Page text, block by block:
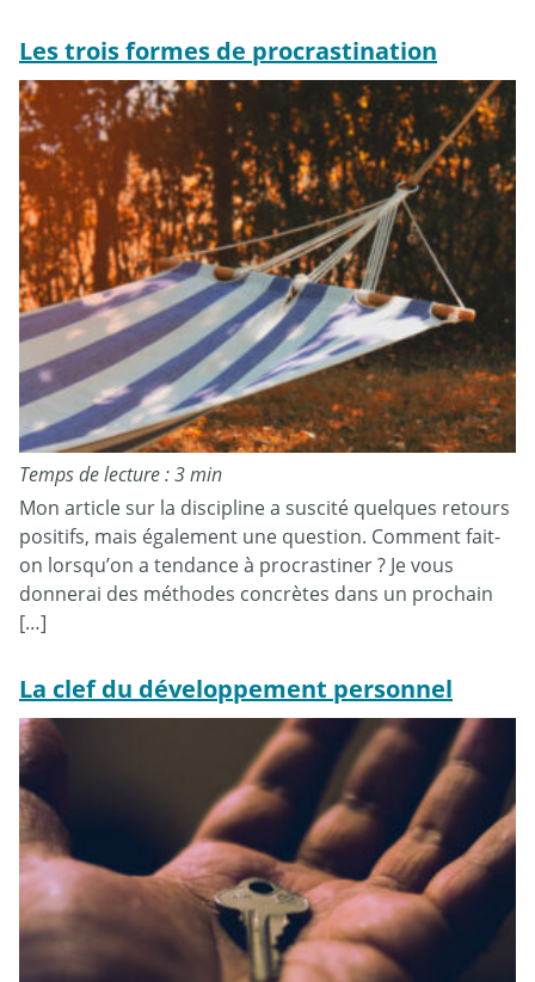
Les trois formes de procrastination
Temps de lecture : 3 min
Mon article sur la discipline a suscité quelques retours
positifs, mais également une question. Comment fait-
on lorsqu’on a tendance à procrastiner ? Je vous
donnerai des méthodes concrètes dans un prochain
[…]
La clef du développement personnel